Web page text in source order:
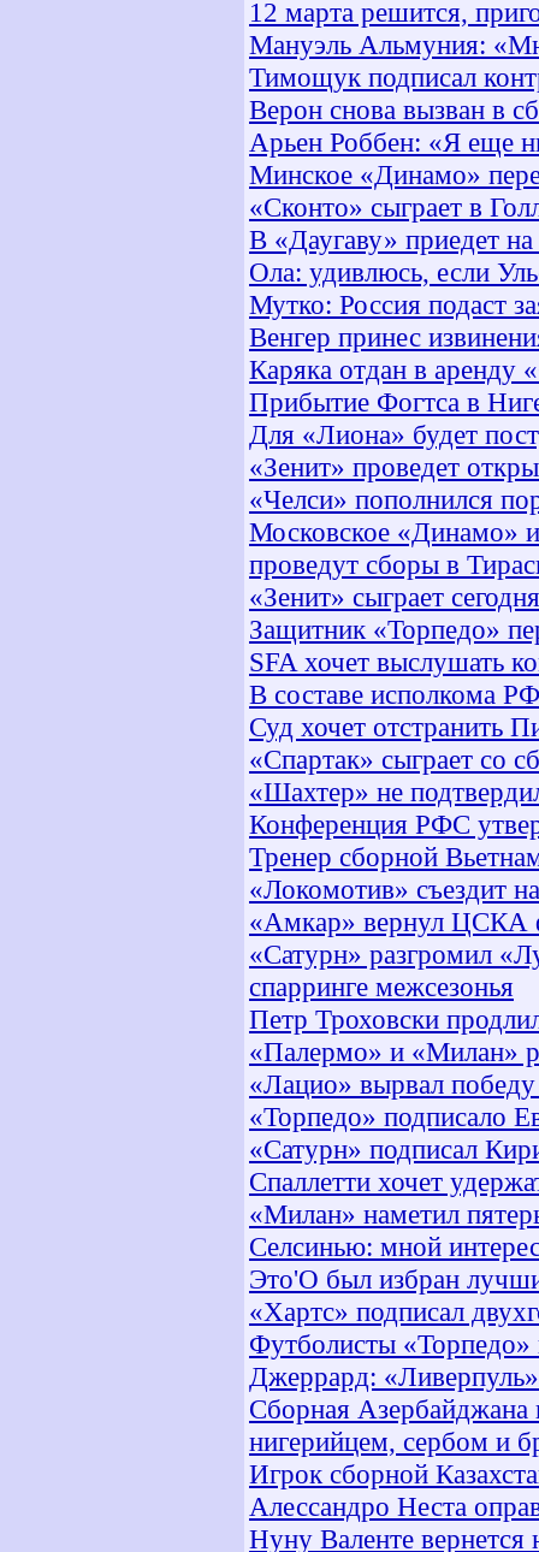
12 марта решится,
Мануэль Альмуния:
Тимощук подписал
Верон снова вызван в
Арьен Роббен: «Я еще
Минское «Динамо»
«Сконто» сыграет в
В «Даугаву» приедет
Ола: удивлюсь, если
Мутко: Россия подаст
Венгер принес
Каряка отдан в аренду
Прибытие Фогтса в
Для «Лиона» будет
«Зенит» проведет
«Челси» пополнился
Московское «Динамо»
проведут сборы в
«Зенит» сыграет
Защитник «Торпедо»
SFA хочет выслушать
В составе исполкома
Суд хочет отстранить
«Спартак» сыграет со
«Шахтер» не
Конференция РФС
Тренер сборной
«Локомотив» съездит
«Амкар» вернул ЦСКА
«Сатурн» разгромил
спарринге межсезонья
Петр Троховски
«Палермо» и «Милан»
«Лацио» вырвал
«Торпедо» подписало
«Сатурн» подписал
Спаллетти хочет
«Милан» наметил
Селсинью: мной
Это'О был избран
«Хартс» подписал
Футболисты
Джеррард:
Сборная Азербайджана
нигерийцем, сербом и
Игрок сборной
Алессандро Неста
Нуну Валенте вернется